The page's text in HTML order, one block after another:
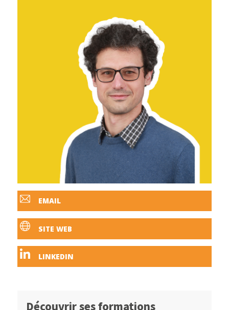
EMAIL
SITE WEB
LINKEDIN
Découvrir ses formations